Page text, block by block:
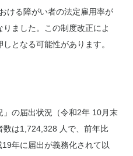
ける障がい者の法定雇用率が
ました。この制度改正によ
となる可能性があります。
の届出状況（令和2年 10月末
は1,724,328 人で、前年比
年に届出が義務化されて以